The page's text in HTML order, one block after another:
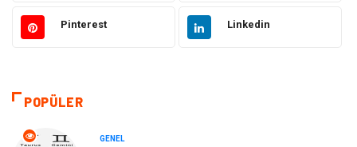
Ülkemizden Haberler Politika & Siyaset
Akıllı Telefon
Soru-Cevap
Pinterest Linkedin
POPÜLER
GENEL